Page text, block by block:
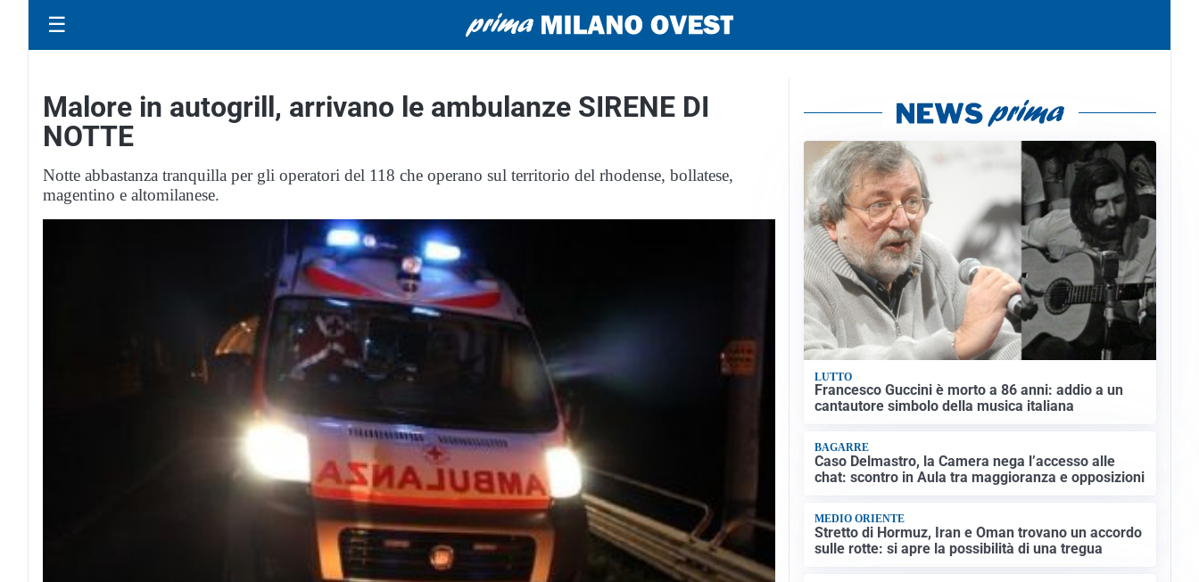
☰
Malore in autogrill, arrivano le ambulanze SIRENE DI
NOTTE
Notte abbastanza tranquilla per gli operatori del 118 che operano sul territorio del rhodense, bollatese,
magentino e altomilanese.
LUTTO
Francesco Guccini è morto a 86 anni: addio a un
cantautore simbolo della musica italiana
BAGARRE
Caso Delmastro, la Camera nega l’accesso alle
chat: scontro in Aula tra maggioranza e opposizioni
MEDIO ORIENTE
Stretto di Hormuz, Iran e Oman trovano un accordo
sulle rotte: si apre la possibilità di una tregua